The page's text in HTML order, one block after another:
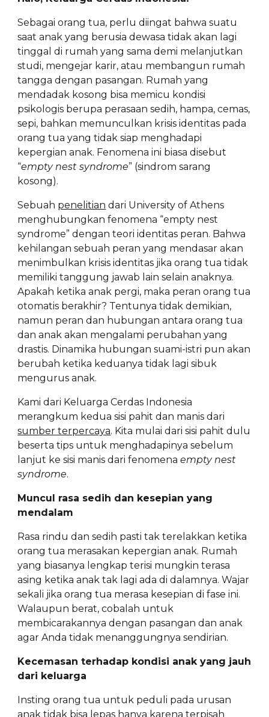
Sebagai orang tua, perlu diingat bahwa suatu
saat anak yang berusia dewasa tidak akan lagi
tinggal di rumah yang sama demi melanjutkan
studi, mengejar karir, atau membangun rumah
tangga dengan pasangan. Rumah yang
mendadak kosong bisa memicu kondisi
psikologis berupa perasaan sedih, hampa, cemas,
sepi, bahkan memunculkan krisis identitas pada
orang tua yang tidak siap menghadapi
kepergian anak. Fenomena ini biasa disebut
“empty nest syndrome” (sindrom sarang
kosong).
Sebuah penelitian dari University of Athens
menghubungkan fenomena “empty nest
syndrome” dengan teori identitas peran. Bahwa
kehilangan sebuah peran yang mendasar akan
menimbulkan krisis identitas jika orang tua tidak
memiliki tanggung jawab lain selain anaknya.
Apakah ketika anak pergi, maka peran orang tua
otomatis berakhir? Tentunya tidak demikian,
namun peran dan hubungan antara orang tua
dan anak akan mengalami perubahan yang
drastis. Dinamika hubungan suami-istri pun akan
berubah ketika keduanya tidak lagi sibuk
mengurus anak.
Kami dari Keluarga Cerdas Indonesia
merangkum kedua sisi pahit dan manis dari
sumber terpercaya. Kita mulai dari sisi pahit dulu
beserta tips untuk menghadapinya sebelum
lanjut ke sisi manis dari fenomenaempty nest
syndrome.
Muncul rasa sedih dan kesepian yang
mendalam
Rasa rindu dan sedih pasti tak terelakkan ketika
orang tua merasakan kepergian anak. Rumah
yang biasanya lengkap terisi mungkin terasa
asing ketika anak tak lagi ada di dalamnya. Wajar
sekali jika orang tua merasa kesepian di fase ini.
Walaupun berat, cobalah untuk
membicarakannya dengan pasangan dan anak
agar Anda tidak menanggungnya sendirian.
Kecemasan terhadap kondisi anak yang jauh
dari keluarga
Insting orang tua untuk peduli pada urusan
anak tidak bisa lepas hanya karena terpisah